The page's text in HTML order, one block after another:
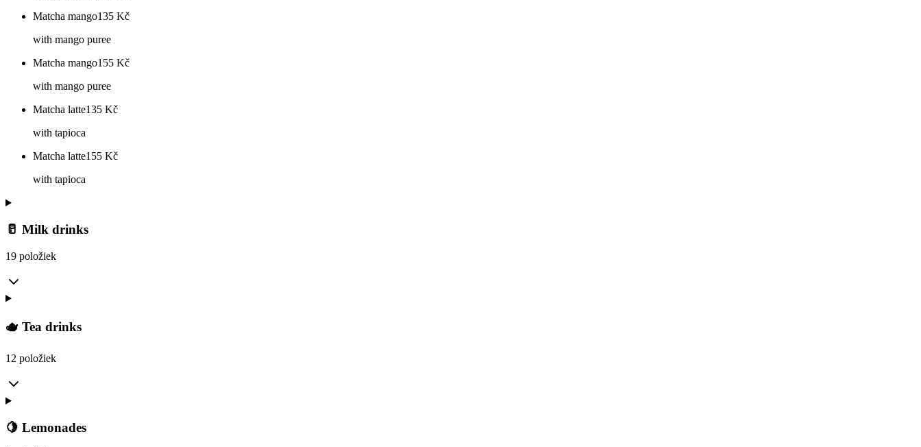
Matcha mango135 Kč
with mango puree
Matcha mango155 Kč
with mango puree
Matcha latte135 Kč
with tapioca
Matcha latte155 Kč
with tapioca
🥛 Milk drinks
19 položiek
🫖 Tea drinks
12 položiek
🍋 Lemonades